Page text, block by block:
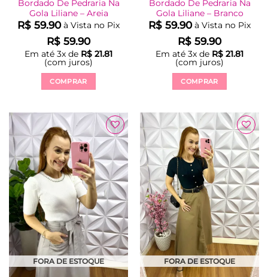
Bordado De Pedraria Na
Gola Liliane – Areia
R$ 59.90 à Vista no Pix
R$ 59.90
Em até 3x de R$ 21.81
(com juros)
COMPRAR
tem
várias
variantes.
As
opções
podem
ser
escolhidas
na
página
do
produto
Bordado De Pedraria Na
Gola Liliane – Branco
R$ 59.90 à Vista no Pix
R$ 59.90
Em até 3x de R$ 21.81
(com juros)
COMPRAR
tem
várias
variantes.
As
opções
podem
ser
escolhidas
na
página
do
produto
Adicionar
à Lista
FORA DE ESTOQUE
Adicionar
à Lista
FORA DE ESTOQUE